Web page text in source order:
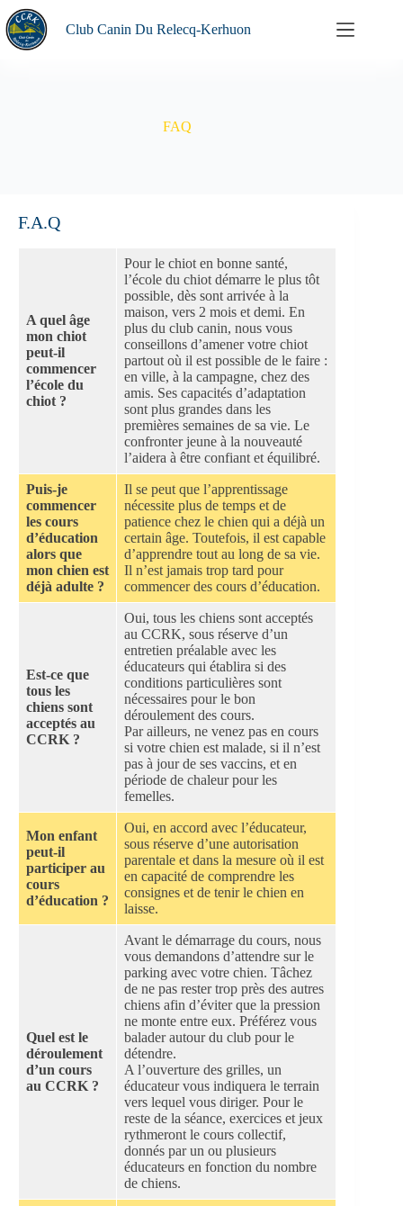
Passer
au
contenu
Club Canin Du Relecq-Kerhuon
FAQ
F.A.Q
A quel âge
mon chiot
peut-il
commencer
l’école du
chiot ?
Pour le chiot en bonne santé,
l’école du chiot démarre le plus tôt
possible, dès sont arrivée à la
maison, vers 2 mois et demi. En
plus du club canin, nous vous
conseillons d’amener votre chiot
partout où il est possible de le faire :
en ville, à la campagne, chez des
amis. Ses capacités d’adaptation
sont plus grandes dans les
premières semaines de sa vie. Le
confronter jeune à la nouveauté
l’aidera à être confiant et équilibré.
Puis-je
commencer
les cours
d’éducation
alors que
mon chien est
déjà adulte ?
Il se peut que l’apprentissage
nécessite plus de temps et de
patience chez le chien qui a déjà un
certain âge. Toutefois, il est capable
d’apprendre tout au long de sa vie.
Il n’est jamais trop tard pour
commencer des cours d’éducation.
Est-ce que
tous les
chiens sont
acceptés au
CCRK ?
Oui, tous les chiens sont acceptés
au CCRK, sous réserve d’un
entretien préalable avec les
éducateurs qui établira si des
conditions particulières sont
nécessaires pour le bon
déroulement des cours.
Par ailleurs, ne venez pas en cours
si votre chien est malade, si il n’est
pas à jour de ses vaccins, et en
période de chaleur pour les
femelles.
Mon enfant
peut-il
participer au
cours
d’éducation ?
Oui, en accord avec l’éducateur,
sous réserve d’une autorisation
parentale et dans la mesure où il est
en capacité de comprendre les
consignes et de tenir le chien en
laisse.
Quel est le
déroulement
d’un cours
au CCRK ?
Avant le démarrage du cours, nous
vous demandons d’attendre sur le
parking avec votre chien. Tâchez
de ne pas rester trop près des autres
chiens afin d’éviter que la pression
ne monte entre eux. Préférez vous
balader autour du club pour le
détendre.
A l’ouverture des grilles, un
éducateur vous indiquera le terrain
vers lequel vous diriger. Pour le
reste de la séance, exercices et jeux
rythmeront le cours collectif,
donnés par un ou plusieurs
éducateurs en fonction du nombre
de chiens.